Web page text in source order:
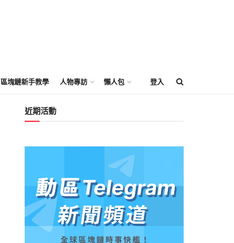
區塊鏈新手教學 人物專訪 懶人包 登入
近期活動